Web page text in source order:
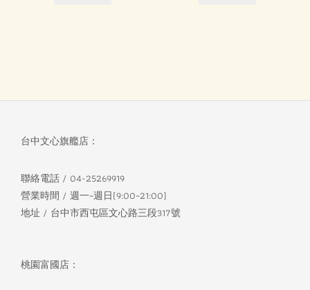
台中文心旗艦店：
聯絡電話 / 04-25269919
營業時間 / 週一~週日(9:00~21:00)
地址 / 台中市西屯區文心路三段317號
桃園富國店：